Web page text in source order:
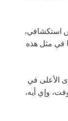
استكشافي،
في مثل هذه
الأعلى في
وإي أيه،